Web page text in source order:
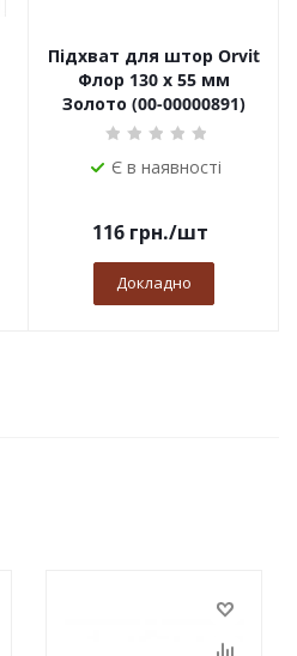
Підхват для штор Orvit
Флор 130 х 55 мм
Золото (00-00000891)
Є в наявності
116грн./шт
Докладно